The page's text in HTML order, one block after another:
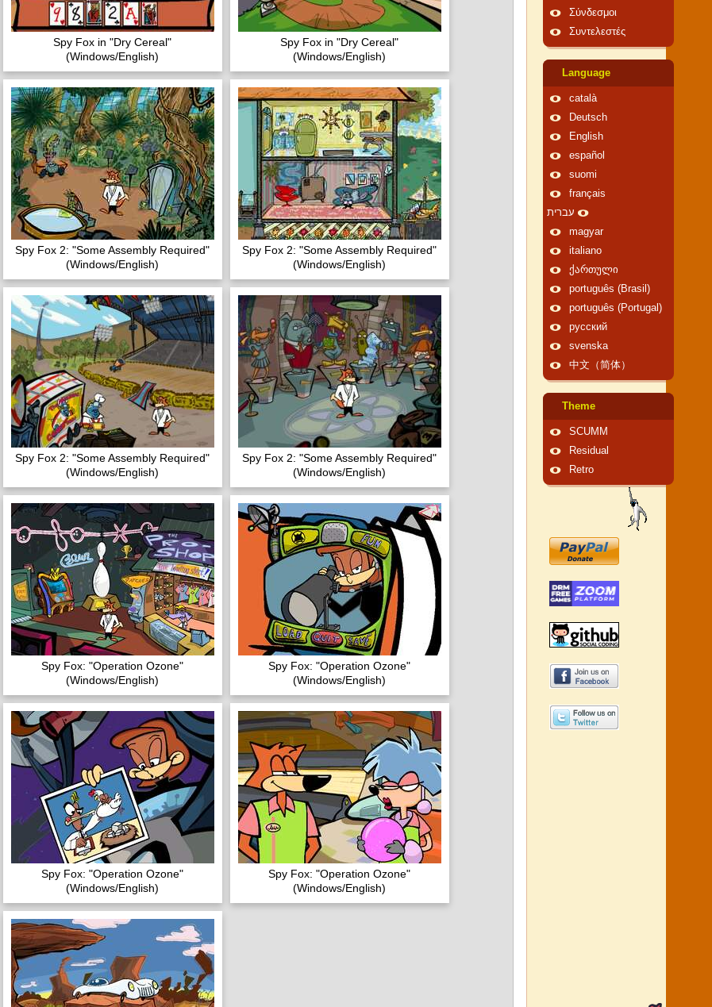
Spy Fox in "Dry Cereal"
(Windows/English)
Spy Fox in "Dry Cereal"
(Windows/English)
Spy Fox 2: "Some Assembly Required"
(Windows/English)
Spy Fox 2: "Some Assembly Required"
(Windows/English)
Spy Fox 2: "Some Assembly Required"
(Windows/English)
Spy Fox 2: "Some Assembly Required"
(Windows/English)
Spy Fox: "Operation Ozone"
(Windows/English)
Spy Fox: "Operation Ozone"
(Windows/English)
Spy Fox: "Operation Ozone"
(Windows/English)
Spy Fox: "Operation Ozone"
(Windows/English)
Σύνδεσμοι
Συντελεστές
Language
català
Deutsch
English
español
suomi
français
עברית
magyar
italiano
ქართული
português (Brasil)
português (Portugal)
русский
svenska
中文（简体）
Theme
SCUMM
Residual
Retro